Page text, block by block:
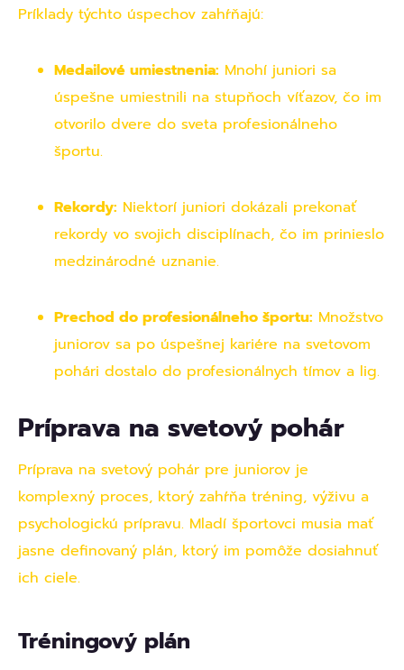
Príklady týchto úspechov zahŕňajú:
Medailové umiestnenia: Mnohí juniori sa
úspešne umiestnili na stupňoch víťazov, čo im
otvorilo dvere do sveta profesionálneho
športu.
Rekordy: Niektorí juniori dokázali prekonať
rekordy vo svojich disciplínach, čo im prinieslo
medzinárodné uznanie.
Prechod do profesionálneho športu: Množstvo
juniorov sa po úspešnej kariére na svetovom
pohári dostalo do profesionálnych tímov a lig.
Príprava na svetový pohár
Príprava na svetový pohár pre juniorov je
komplexný proces, ktorý zahŕňa tréning, výživu a
psychologickú prípravu. Mladí športovci musia mať
jasne definovaný plán, ktorý im pomôže dosiahnuť
ich ciele.
Tréningový plán